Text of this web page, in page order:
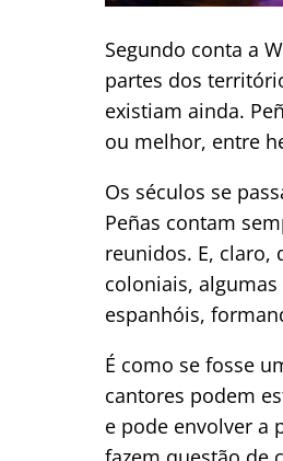
Segundo conta a
partes dos
existiam ainda.
ou melhor, entre
Os séculos se
Peñas contam
reunidos. E, claro,
coloniais,
espanhóis,
É como se fosse
cantores podem
e pode envolver a